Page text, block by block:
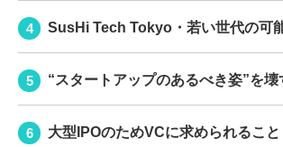
SusHi Tech Tokyo・若い世代の可
“スタートアップのあるべき姿”を壊
大型IPOのためVCに求められること